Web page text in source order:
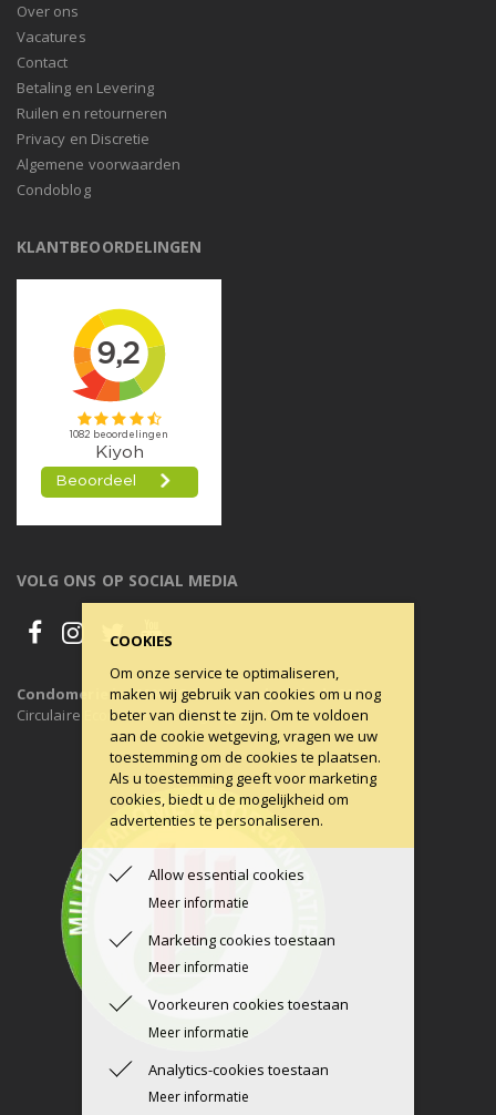
Over ons
Vacatures
Contact
Betaling en Levering
Ruilen en retourneren
Privacy en Discretie
Algemene voorwaarden
Condoblog
KLANTBEOORDELINGEN
VOLG ONS OP SOCIAL MEDIA
Condomerie is 100% CO2-neutraal, al sinds 2011
Circulaire Economie ons uitgangspunt.
COOKIES
Om onze service te optimaliseren,
maken wij gebruik van cookies om u nog
beter van dienst te zijn. Om te voldoen
aan de cookie wetgeving, vragen we uw
toestemming om de cookies te plaatsen.
Als u toestemming geeft voor marketing
cookies, biedt u de mogelijkheid om
advertenties te personaliseren.
Allow essential cookies
Meer informatie
Marketing cookies toestaan
Meer informatie
Voorkeuren cookies toestaan
Meer informatie
Analytics-cookies toestaan
Meer informatie